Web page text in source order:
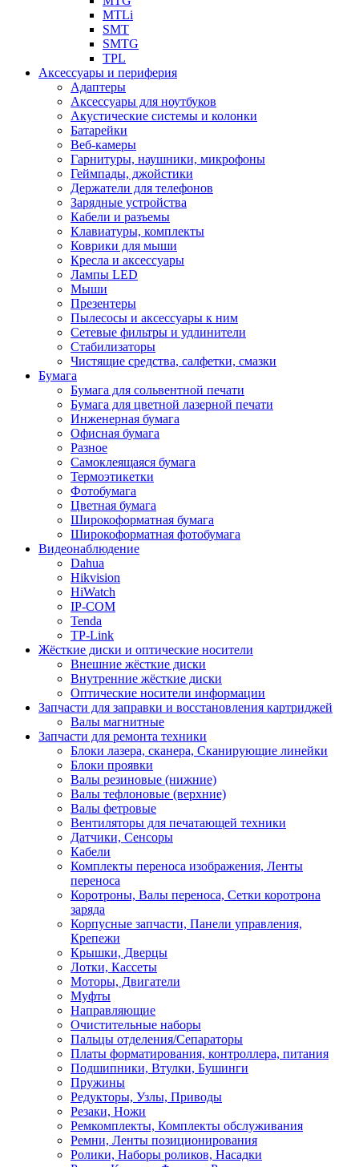
MTLi
SMT
SMTG
TPL
Аксессуары и периферия
Адаптеры
Аксессуары для ноутбуков
Акустические системы и колонки
Батарейки
Веб-камеры
Гарнитуры, наушники, микрофоны
Геймпады, джойстики
Держатели для телефонов
Зарядные устройства
Кабели и разъемы
Клавиатуры, комплекты
Коврики для мыши
Кресла и аксессуары
Лампы LED
Мыши
Презентеры
Пылесосы и аксессуары к ним
Сетевые фильтры и удлинители
Стабилизаторы
Чистящие средства, салфетки, смазки
Бумага
Бумага для сольвентной печати
Бумага для цветной лазерной печати
Инженерная бумага
Офисная бумага
Разное
Самоклеящаяся бумага
Термоэтикетки
Фотобумага
Цветная бумага
Широкоформатная бумага
Широкоформатная фотобумага
Видеонаблюдение
Dahua
Hikvision
HiWatch
IP-COM
Tenda
TP-Link
Жёсткие диски и оптические носители
Внешние жёсткие диски
Внутренние жёсткие диски
Оптические носители информации
Запчасти для заправки и восстановления картриджей
Валы магнитные
Запчасти для ремонта техники
Блоки лазера, сканера, Сканирующие линейки
Блоки проявки
Валы резиновые (нижние)
Валы тефлоновые (верхние)
Валы фетровые
Вентиляторы для печатающей техники
Датчики, Сенсоры
Кабели
Комплекты переноса изображения, Ленты
переноса
Коротроны, Валы переноса, Сетки коротрона
заряда
Корпусные запчасти, Панели управления,
Крепежи
Крышки, Дверцы
Лотки, Кассеты
Моторы, Двигатели
Муфты
Направляющие
Очистительные наборы
Пальцы отделения/Сепараторы
Платы форматирования, контроллера, питания
Подшипники, Втулки, Бушинги
Пружины
Редукторы, Узлы, Приводы
Резаки, Ножи
Ремкомплекты, Комплекты обслуживания
Ремни, Ленты позиционирования
Ролики, Наборы роликов, Насадки